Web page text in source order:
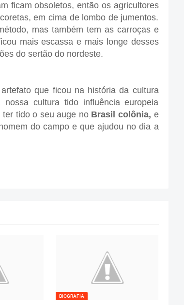
ficam obsoletos, então os agricultores
em cima de lombo de jumentos.
mas também tem as carroças e
mais escassa e mais longe desses
do sertão do nordeste.
que ficou na história da cultura
cultura tido influência europeia
ter tido o seu auge no Brasil colônia, e
do campo e que ajudou no dia a
BIOGRAFIA